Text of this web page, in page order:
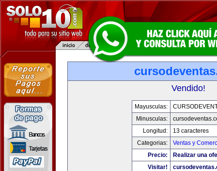
Vendido!
Mayusculas:
Minusculas:
Longitud:
13 caracteres
Categorias:
Ventas y
Precio:
Realizar una
Visitar!